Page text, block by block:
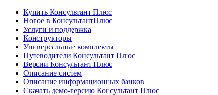
Купить Консультант Плюс
Новое в КонсультантПлюс
Услуги и поддержка
Конструкторы
Универсальные комплекты
Путеводители Консультант Плюс
Версии Консультант Плюс
Описание систем
Описание информационных банков
Скачать демо-версию Консультант Плюс